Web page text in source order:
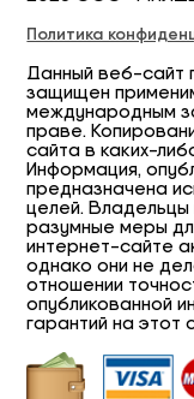
Политика
Данный веб-
защищен
международным
праве.
сайта в каких-
Информация,
предназначена
целей.
разумные меры
интернет-сайте
однако они не
отношении
опубликованной
гарантий на этот